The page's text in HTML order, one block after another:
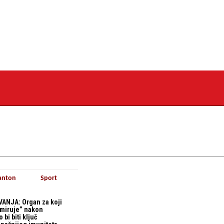
Organ za koji
nakon
bi biti ključ
Sport